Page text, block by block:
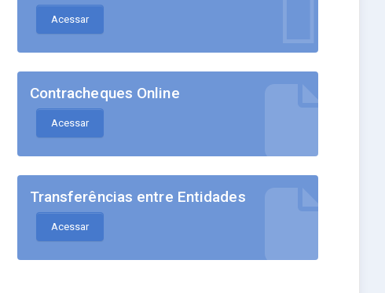
Acessar
Contracheques Online
Acessar
Transferências entre Entidades
Acessar